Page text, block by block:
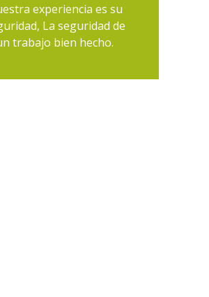
experiencia es su
La seguridad de
trabajo bien hecho.